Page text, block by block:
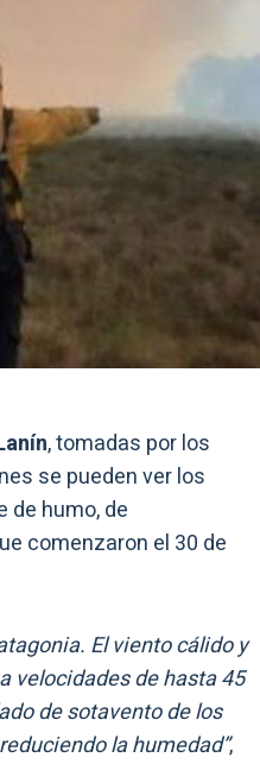
, tomadas por los
se pueden ver los
de humo, de
comenzaron el 30 de
El viento cálido y
velocidades de hasta 45
de sotavento de los
la humedad”,